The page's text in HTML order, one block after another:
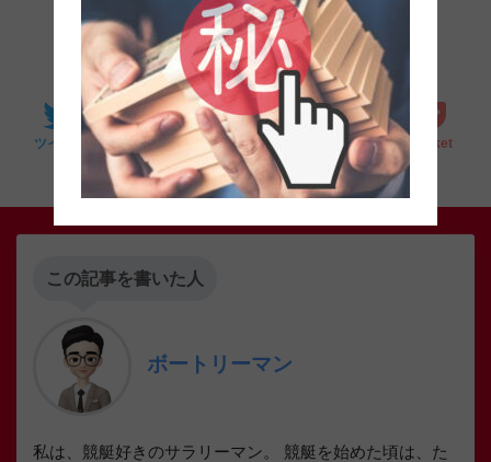
SHARE
ツイート シェア
0
はてブ
0
LINE Pocket
この記事を書いた人
ボートリーマン
私は、競艇好きのサラリーマン。 競艇を始めた頃は、た